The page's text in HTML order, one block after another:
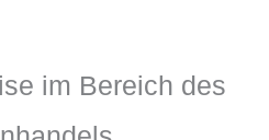
im Bereich des